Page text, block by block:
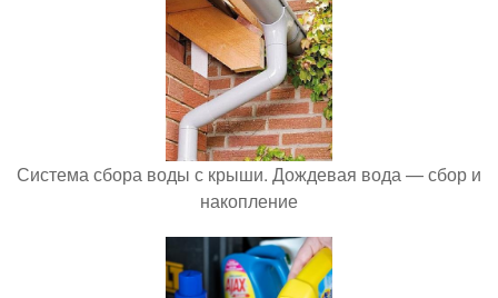
Система сбора воды с крыши. Дождевая вода — сбор и
накопление